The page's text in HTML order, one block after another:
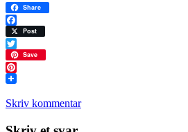
Share
Facebook
Post
Twitter
Save
Pinterest
Skriv kommentar